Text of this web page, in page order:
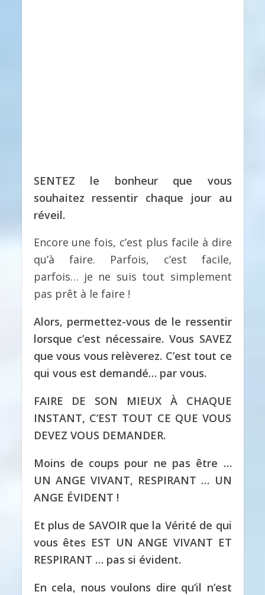
SENTEZ le bonheur que vous
souhaitez ressentir chaque jour au
réveil.
Encore une fois, c’est plus facile à dire
qu’à faire. Parfois, c’est facile,
parfois… je ne suis tout simplement
pas prêt à le faire !
Alors, permettez-vous de le ressentir
lorsque c’est nécessaire. Vous SAVEZ
que vous vous relèverez. C’est tout ce
qui vous est demandé… par vous.
FAIRE DE SON MIEUX À CHAQUE
INSTANT, C’EST TOUT CE QUE VOUS
DEVEZ VOUS DEMANDER.
Moins de coups pour ne pas être …
UN ANGE VIVANT, RESPIRANT … UN
ANGE ÉVIDENT !
Et plus de SAVOIR que la Vérité de qui
vous êtes EST UN ANGE VIVANT ET
RESPIRANT … pas si évident.
En cela, nous voulons dire qu’il n’est